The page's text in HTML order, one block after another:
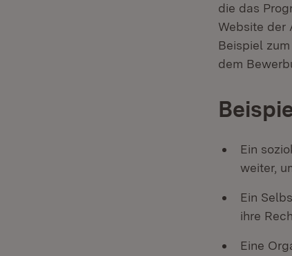
die das
Website der
Beispiel
dem
Ein
weiter,
Ein
ihre
Eine